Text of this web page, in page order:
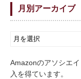
月別アーカイブ
Amazonのアソシエ
入を得ています。